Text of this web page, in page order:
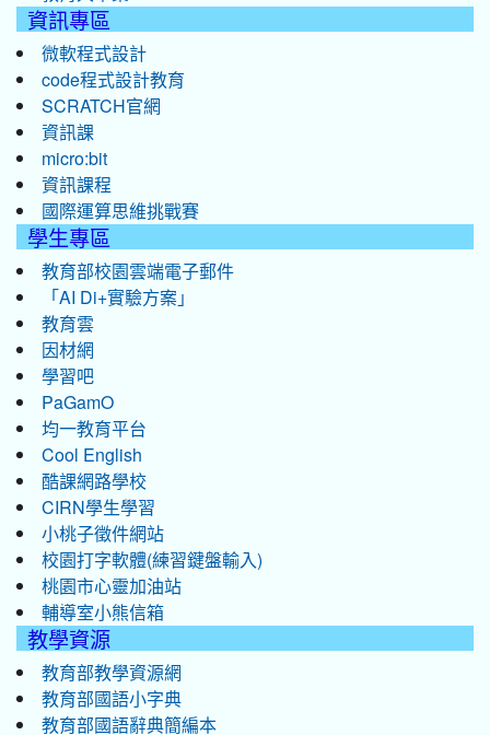
資訊專區
微軟程式設計
code程式設計教育
SCRATCH官網
資訊課
micro:bit
資訊課程
國際運算思維挑戰賽
學生專區
教育部校園雲端電子郵件
「AI Di+實驗方案」
教育雲
因材網
學習吧
PaGamO
均一教育平台
Cool English
酷課網路學校
CIRN學生學習
小桃子徵件網站
校園打字軟體(練習鍵盤輸入)
桃園市心靈加油站
輔導室小熊信箱
教學資源
教育部教學資源網
教育部國語小字典
教育部國語辭典簡編本